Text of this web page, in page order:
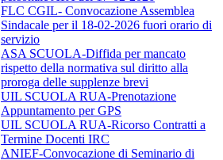
FLC CGIL- Convocazione Assemblea
Sindacale per il 18-02-2026 fuori orario di
servizio
ASA SCUOLA-Diffida per mancato
rispetto della normativa sul diritto alla
proroga delle supplenze brevi
UIL SCUOLA RUA-Prenotazione
Appuntamento per GPS
UIL SCUOLA RUA-Ricorso Contratti a
Termine Docenti IRC
ANIEF-Convocazione di Seminario di